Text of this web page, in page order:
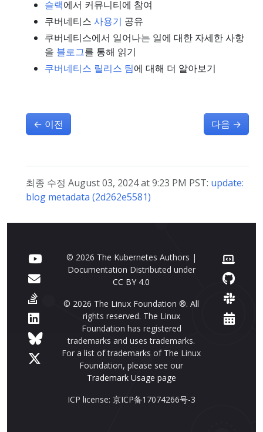
슬랙에서 커뮤니티에 참여
쿠버네티스 사용기 공유
쿠버네티스에서 일어나는 일에 대한 자세한 사항
을 블로그를 통해 읽기
쿠버네티스 릴리스 팀에 대해 더 알아보기
← 이전 다음 →
최종 수정 August 03, 2024 at 9:23 PM PST: update:
blog metadata (2d262e5581)
© 2026 The Kubernetes Authors |
Documentation Distributed under
CC BY 4.0
© 2026 The Linux Foundation ®. All
rights reserved. The Linux
Foundation has registered
trademarks and uses trademarks.
For a list of trademarks of The Linux
Foundation, please see our
Trademark Usage page
ICP license: 京ICP备17074266号-3